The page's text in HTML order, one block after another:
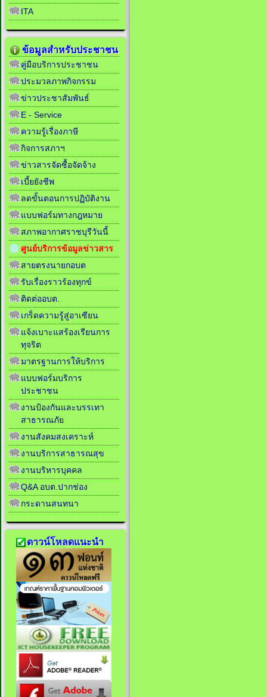
ITA
ข้อมูลสำหรับประชาชน
คู่มือบริการประชาชน
ประมวลภาพกิจกรรม
ข่าวประชาสัมพันธ์
E - Service
ความรู้เรื่องภาษี
กิจการสภาฯ
ข่าวสารจัดซื้อจัดจ้าง
เบี้ยยังชีพ
ลดขั้นตอนการปฏิบัติงาน
แบบฟอร์มทางกฎหมาย
สภาพอากาศราชบุรีวันนี้
ศูนย์บริการข้อมูลข่าวสาร
สายตรงนายกอบต
รับเรื่องราวร้องทุกข์
ติดต่ออบต.
เกร็ดความรู้สู่อาเซียน
แจ้งเบาะแสร้องเรียนการ
ทุจริต
มาตรฐานการให้บริการ
แบบฟอร์มบริการ
ประชาชน
งานป้องกันและบรรเทา
สาธารณภัย
งานสังคมสงเคราะห์
งานบริการสาธารณสุข
งานบริหารบุคคล
Q&A อบต.ปากช่อง
กระดานสนทนา
ดาวน์โหลดแนะนำ